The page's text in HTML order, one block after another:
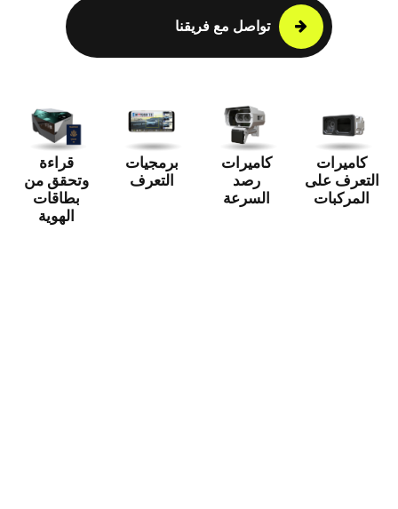
تواصل مع فريقنا
كاميرات
التعرف على
المركبات
كاميرات
رصد
السرعة
برمجيات
التعرف
قراءة
وتحقق من
بطاقات
الهوية